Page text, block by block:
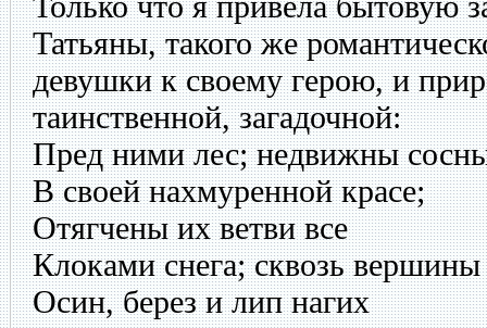
Татьяны, такого же
девушки к своему герою, и
таинственной, загадочной:
Пред ними лес; недвижны
В своей нахмуренной красе;
Отягчены их ветви все
Клоками снега; сквозь вершины
Осин, берез и лип нагих